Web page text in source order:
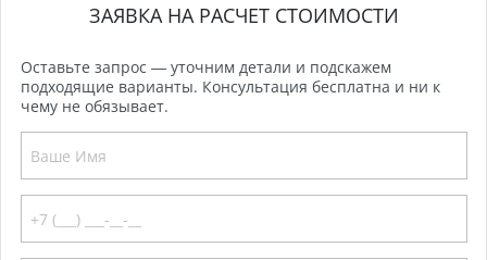
ЗАЯВКА НА РАСЧЕТ СТОИМОСТИ
Оставьте запрос — уточним детали и подскажем
подходящие варианты. Консультация бесплатна и ни к
чему не обязывает.